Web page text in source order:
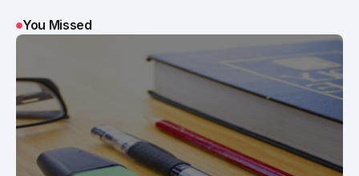
You Missed